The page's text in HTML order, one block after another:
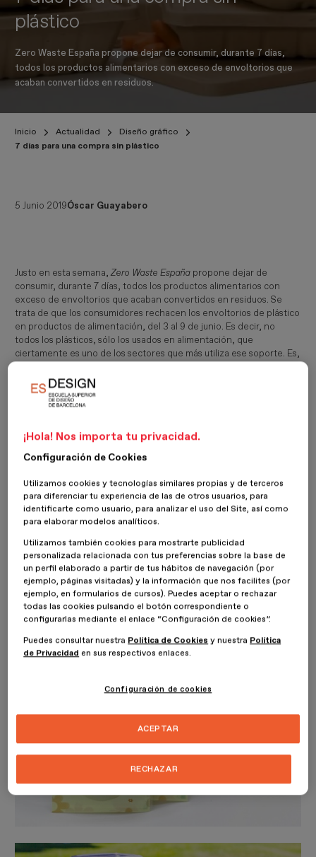
plástico
Zero Waste España propone dejar de consumir, durante 7 días,
todos los productos alimentarios con exceso de envoltorios que
acaban convertidos en residuos.
Inicio Actualidad
Diseño gráfico
7 días para una compra sin plástico
5 Junio 2019Óscar Guayabero
Justo en esta semana,Zero Waste España propone dejar de
consumir, durante 7 días, todos los productos alimentarios con
exceso de envoltorios que acaban convertidos en residuos. Se
trata de que los consumidores rechacen los envoltorios de plástico
en productos de alimentación, del 3 al 9 de junio. Es decir, no
todos los plásticos, sólo los usados en alimentación, que
ciertamente es uno de los sectores que más utiliza ese soporte. Es,
residuos plásticos. Así de entrada, si uno observa un supermercado
de cualquier franquicia, el reto parece insalvable. El plástico es
omnipresente. Por tanto, quizás una de las decisiones para esta
un capazo y no usar bolsas puede ser posible, quizás llevando
necesiten estar cerrados herméticamente. Comprar a granel, no
lugar de comprar losblistersy bandejas deporex.
¡Hola! Nos importa tu privacidad.
Configuración de Cookies
Utilizamos cookies y tecnologías similares propias y de terceros
para diferenciar tu experiencia de las de otros usuarios, para
identificarte como usuario, para analizar el uso del Site, así como
para elaborar modelos analíticos.
Utilizamos también cookies para mostrarte publicidad
personalizada relacionada con tus preferencias sobre la base de
un perfil elaborado a partir de tus hábitos de navegación (por
ejemplo, páginas visitadas) y la información que nos facilites (por
ejemplo, en formularios de cursos). Puedes aceptar o rechazar
todas las cookies pulsando el botón correspondiente o
configurarlas mediante el enlace “Configuración de cookies”.
Puedes consultar nuestra Política de Cookies y nuestra Política
de Privacidad en sus respectivos enlaces.
Configuración de cookies
RECHAZAR
ACEPTAR